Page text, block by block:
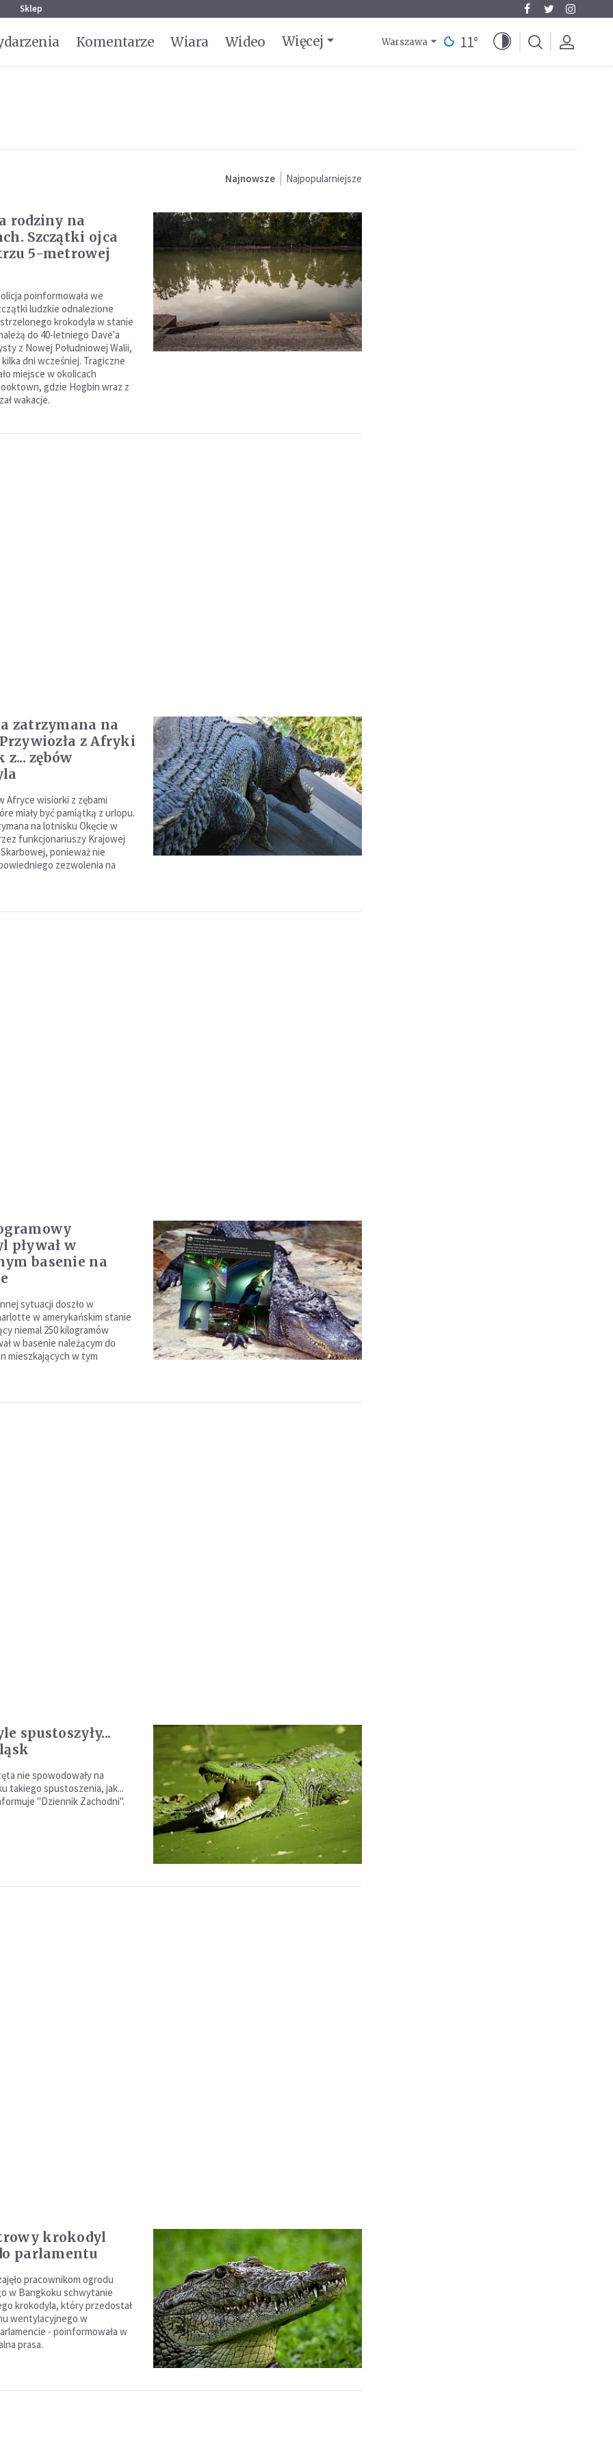
Sklep
Komentarze Wiara Wideo Więcej Warszawa 11°
Najnowsze Najpopularniejsze
rodziny na
Szczątki ojca
5-metrowej
poinformowała we
ludzkie odnalezione
krokodyla w stanie
do 40-letniego Dave'a
z Nowej Południowej Walii,
dni wcześniej. Tragiczne
miejsce w okolicach
gdzie Hogbin wraz z
wakacje.
zatrzymana na
z Afryki
zębów
Afryce wisiorki z zębami
miały być pamiątką z urlopu.
na lotnisku Okęcie w
funkcjonariuszy Krajowej
ponieważ nie
zezwolenia na
pływał w
basenie na
sytuacji doszło w
w amerykańskim stanie
niemal 250 kilogramów
w basenie należącym do
mieszkających w tym
spustoszyły...
nie spowodowały na
takiego spustoszenia, jak...
"Dziennik Zachodni".
krokodyl
parlamentu
pracownikom ogrodu
w Bangkoku schwytanie
krokodyla, który przedostał
wentylacyjnego w
- poinformowała w
prasa.